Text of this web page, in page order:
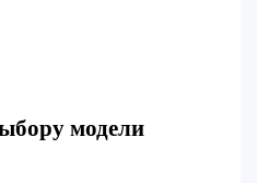
модели